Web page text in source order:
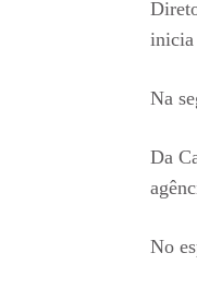
inicia
Na
Da
No